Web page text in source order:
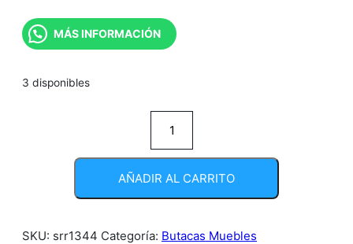
MÁS INFORMACIÓN
3 disponibles
Dex
XJ
cantidad
AÑADIR AL CARRITO
SKU: srr1344 Categoría: Butacas Muebles